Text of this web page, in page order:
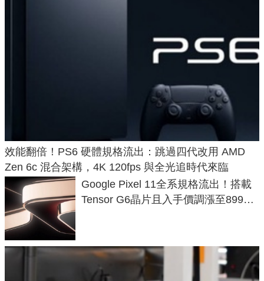
效能翻倍！PS6 硬體規格流出：跳過四代改用 AMD
Zen 6c 混合架構，4K 120fps 與全光追時代來臨
Google Pixel 11全系規格流出！搭載
Tensor G6晶片且入手價調漲至899美